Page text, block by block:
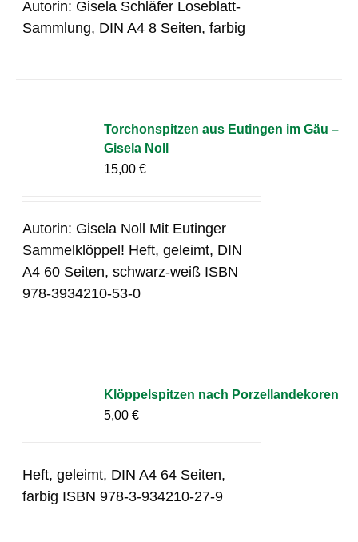
Autorin: Gisela Schläfer Loseblatt-
Sammlung, DIN A4 8 Seiten, farbig
Torchonspitzen aus Eutingen im Gäu –
Gisela Noll
15,00€
Autorin: Gisela Noll Mit Eutinger
Sammelklöppel! Heft, geleimt, DIN
A4 60 Seiten, schwarz-weiß ISBN
978-3934210-53-0
Klöppelspitzen nach Porzellandekoren
5,00€
Heft, geleimt, DIN A4 64 Seiten,
farbig ISBN 978-3-934210-27-9